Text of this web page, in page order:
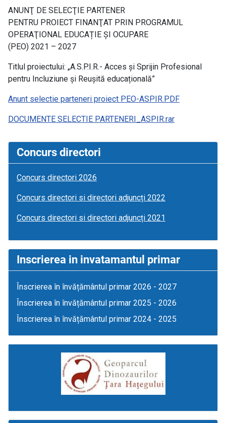
ANUNŢ DE SELECŢIE PARTENER
PENTRU PROIECT FINANŢAT PRIN PROGRAMUL
OPERAŢIONAL EDUCAȚIE ȘI OCUPARE
(PEO) 2021 – 2027
Titlul proiectului: „A.S.P.I.R.- Acces și Sprijin Profesional
pentru Incluziune și Reușită educațională”
Anunt selectie parteneri proiect PEO-ASPIR.PDF
DOCUMENTE SELECTIE PARTENERI_ASPIR.rar
Concurs directori
Concurs directori 2026
Concurs directori si directori adjuncți 2022
Concurs directori si directori adjuncți 2021
Inscrierea in invatamantul primar
Înscrierea în învățământul primar 2026 - 2027
Înscrierea în învățământul primar 2025 - 2026
Înscrierea în învățământul primar 2024 - 2025